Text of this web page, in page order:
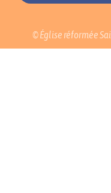
© Église réformée